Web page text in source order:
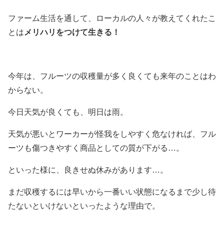
ファーム生活を通して、ローカルの人々が教えてくれたこ
とは メリハリをつけて生きる！
今年は、フルーツの収穫量が多く良くても来年のことはわ
からない。
今日天気が良くても、明日は雨。
天気が悪いとワーカーが怪我をしやすく危なければ、フル
ーツも傷つきやすく商品としての質が下がる…。
といった様に、良きせぬ休みがあります…。
まだ収穫するには早いから一番いい状態になるまで少し待
たないといけないといったような理由で。